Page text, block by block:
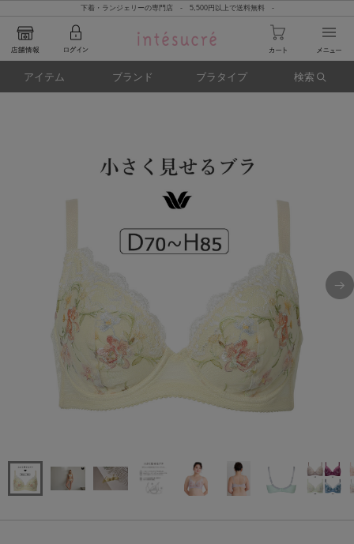
下着・ランジェリーの専門店 - 5,500円以上で送料無料 -
アイテム ブランド ブラタイプ 検索